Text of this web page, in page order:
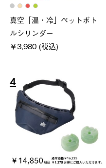
真空「温・冷」ペットボト
ルシリンダー
￥3,980 (税込)
4